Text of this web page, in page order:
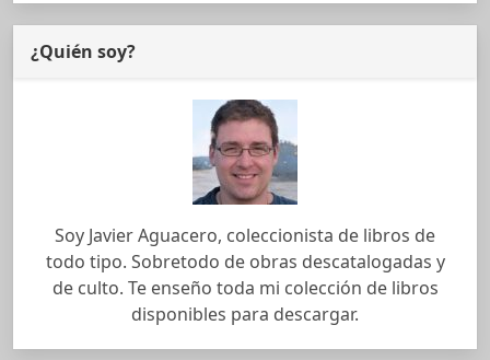
¿Quién soy?
Soy Javier Aguacero, coleccionista de libros de
todo tipo. Sobretodo de obras descatalogadas y
de culto. Te enseño toda mi colección de libros
disponibles para descargar.